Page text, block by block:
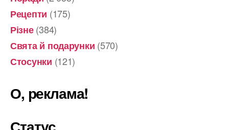
Рецепти (175)
Різне(384)
Свята й подарунки (570)
Стосунки (121)
О, реклама!